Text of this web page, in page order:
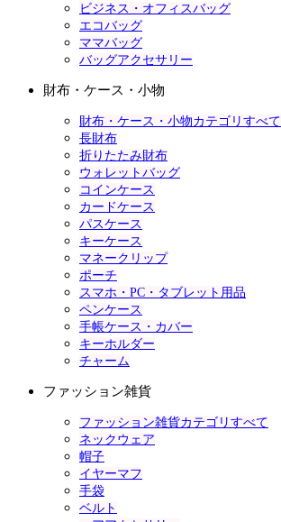
ビジネス・オフィスバッグ
エコバッグ
ママバッグ
バッグアクセサリー
財布・ケース・小物
財布・ケース・小物カテゴリすべて
長財布
折りたたみ財布
ウォレットバッグ
コインケース
カードケース
パスケース
キーケース
マネークリップ
ポーチ
スマホ・PC・タブレット用品
ペンケース
手帳ケース・カバー
キーホルダー
チャーム
ファッション雑貨
ファッション雑貨カテゴリすべて
ネックウェア
帽子
イヤーマフ
手袋
ベルト